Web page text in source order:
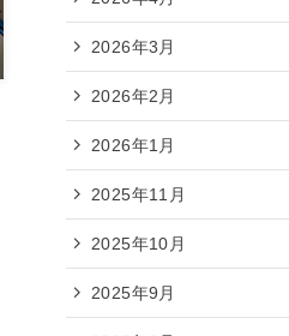
2026年3月
2026年2月
2026年1月
2025年11月
2025年10月
2025年9月